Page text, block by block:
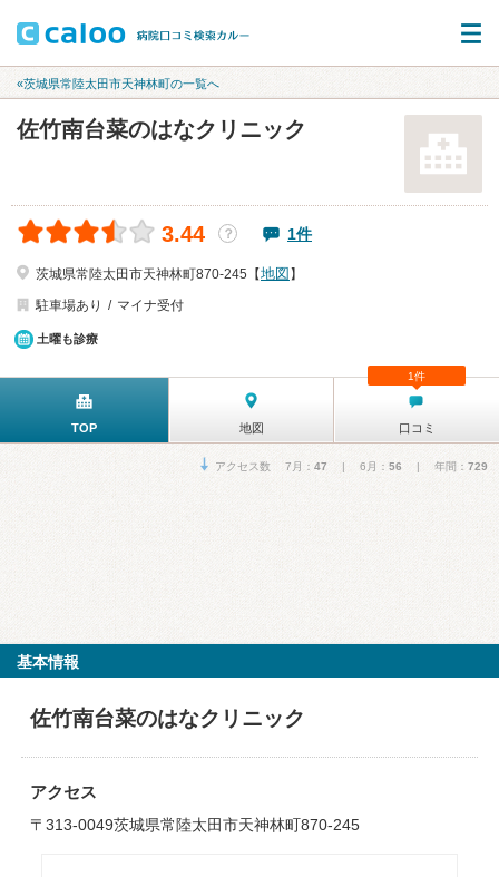
«茨城県常陸太田市天神林町の一覧へ
佐竹南台菜のはなクリニック
3.44 ？ 1件
茨城県常陸太田市天神林町870-245【地図 】
駐車場あり
マイナ受付
土曜も診療
TOP 地図 口コミ
1件
アクセス数 7月： 47 | 6月： 56 | 年間： 729
基本情報
佐竹南台菜のはなクリニック
アクセス
〒313-0049茨城県常陸太田市天神林町870-245